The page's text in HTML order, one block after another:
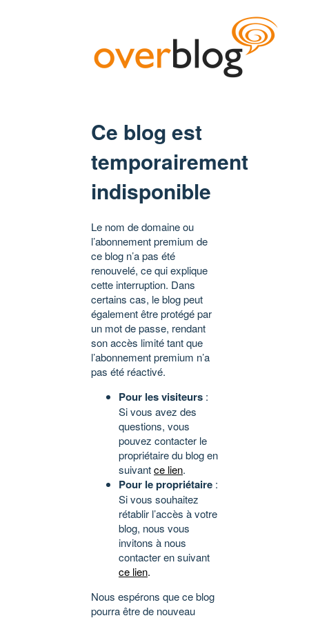
Ce blog est
temporairement
indisponible
Le nom de domaine ou
l’abonnement premium de
ce blog n’a pas été
renouvelé, ce qui explique
cette interruption. Dans
certains cas, le blog peut
également être protégé par
un mot de passe, rendant
son accès limité tant que
l’abonnement premium n’a
pas été réactivé.
Pour les visiteurs :
Si vous avez des
questions, vous
pouvez contacter le
propriétaire du blog en
suivantce lien.
Pour le propriétaire :
Si vous souhaitez
rétablir l’accès à votre
blog, nous vous
invitons à nous
contacter en suivant
ce lien.
Nous espérons que ce blog
pourra être de nouveau